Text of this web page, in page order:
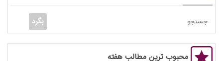
محبوب ترین مطالب هفته